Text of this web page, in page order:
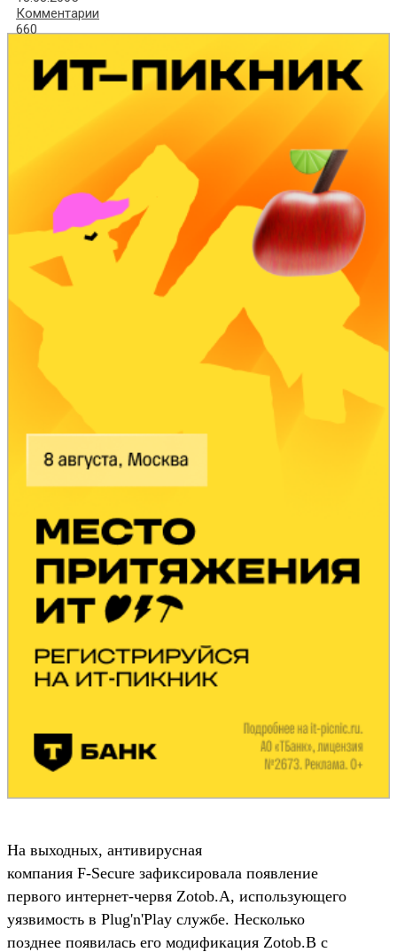
Комментарии
660
На выходных, антивирусная
компания F-Secure зафиксировала появление
первого интернет-червя Zotob.A, использующего
уязвимость в Plug'n'Play службе. Несколько
позднее появилась его модификация Zotob.B с